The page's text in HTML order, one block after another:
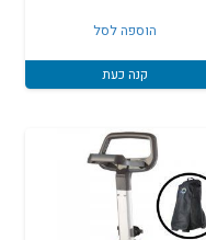
הוספה לסל
קנה כעת